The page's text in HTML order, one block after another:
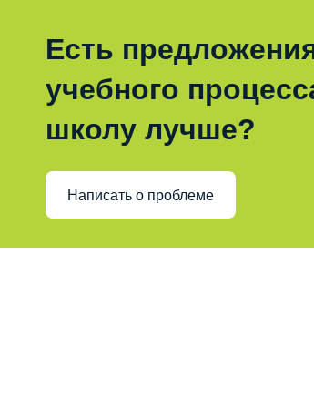
Есть
учебного
школу лучше?
Написать о проблеме